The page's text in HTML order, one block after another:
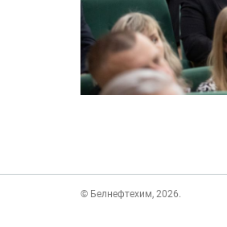
© Белнефтехим, 2026.